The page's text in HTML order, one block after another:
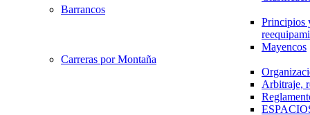
Barrancos
Principios
Mayencos
Carreras por Montaña
Arbitraje,